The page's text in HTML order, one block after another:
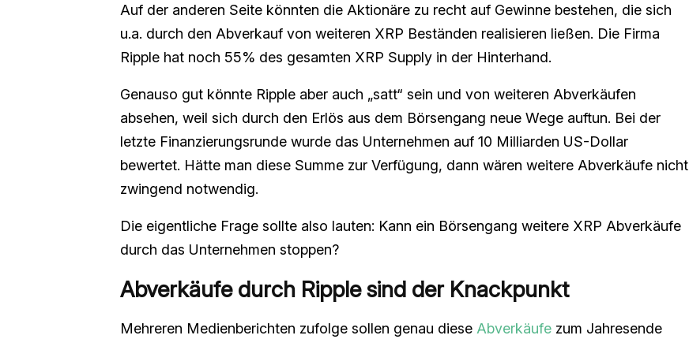
Auf der anderen Seite könnten die Aktionäre zu recht auf Gewinne bestehen, die sich
u.a. durch den Abverkauf von weiteren XRP Beständen realisieren ließen. Die Firma
Ripple hat noch 55% des gesamten XRP Supply in der Hinterhand.
Genauso gut könnte Ripple aber auch „satt“ sein und von weiteren Abverkäufen
absehen, weil sich durch den Erlös aus dem Börsengang neue Wege auftun. Bei der
letzte Finanzierungsrunde wurde das Unternehmen auf 10 Milliarden US-Dollar
bewertet. Hätte man diese Summe zur Verfügung, dann wären weitere Abverkäufe nicht
zwingend notwendig.
Die eigentliche Frage sollte also lauten: Kann ein Börsengang weitere XRP Abverkäufe
durch das Unternehmen stoppen?
Abverkäufe durch Ripple sind der Knackpunkt
Mehreren Medienberichten zufolge sollen genau diese Abverkäufe zum Jahresende